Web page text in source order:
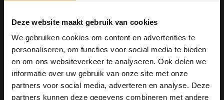
Deze website maakt gebruik van cookies
We gebruiken cookies om content en advertenties te
personaliseren, om functies voor social media te bieden
en om ons websiteverkeer te analyseren. Ook delen we
informatie over uw gebruik van onze site met onze
partners voor social media, adverteren en analyse. Deze
partners kunnen deze gegevens combineren met andere
Waschschalen-Set
Steinwaschbecken
Ablaufstopfen, Siphon und Armaturen
Wohnen
Garderoben